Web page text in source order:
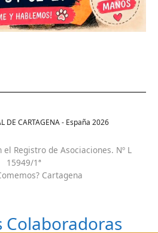
DE CARTAGENA - España 2026
Registro de Asociaciones. Nº L
15949/1ª
Cartagena
Colaboradoras